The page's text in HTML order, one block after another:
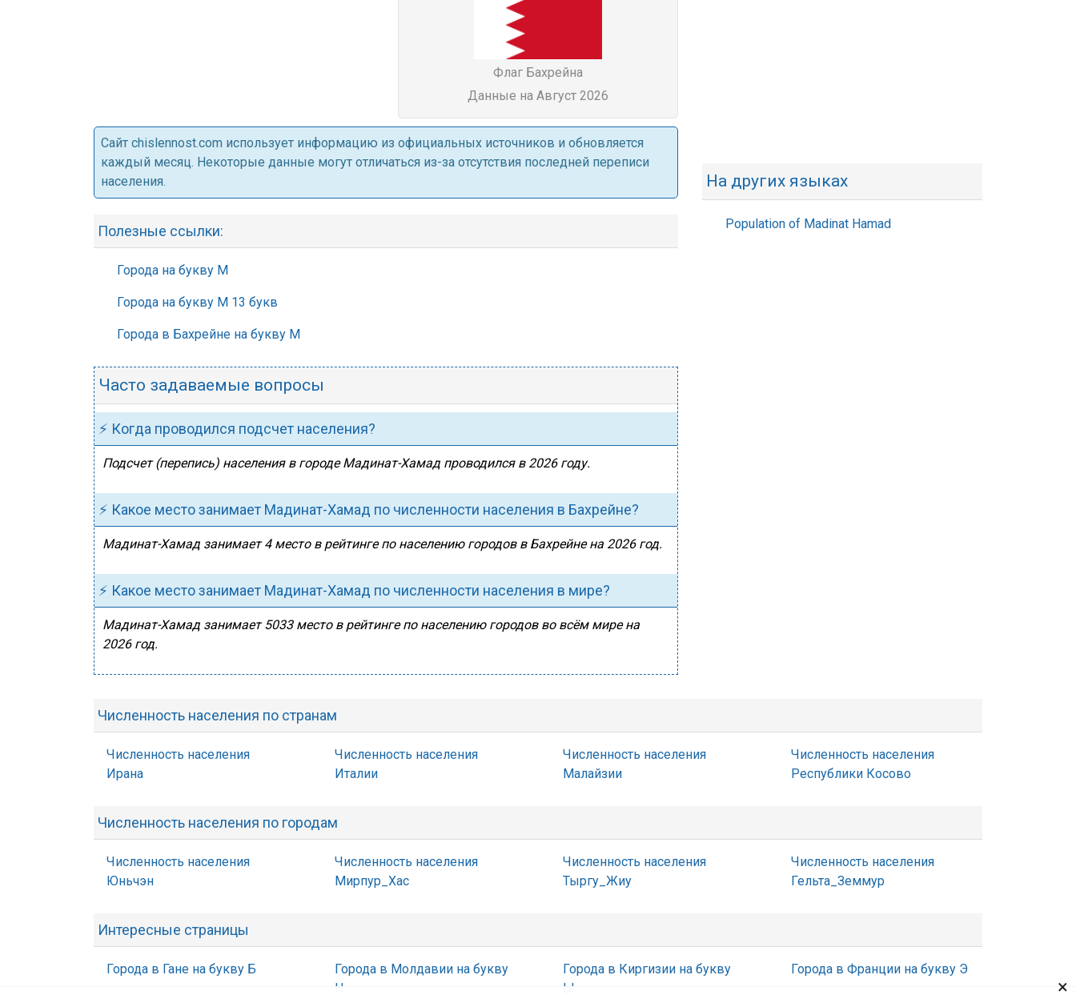
Флаг Бахрейна
Данные на Август 2026
Cайт chislennost.com использует информацию из официальных источников и обновляется
каждый месяц. Некоторые данные могут отличаться из-за отсутствия последней переписи
населения.
Полезные ссылки:
Города на букву М
Города на букву М 13 букв
Города в Бахрейне на букву М
Часто задаваемые вопросы
⚡ Когда проводился подсчет населения?
Подсчет (перепись) населения в городе Мадинат-Хамад проводился в 2026 году.
⚡ Какое место занимает Мадинат-Хамад по численности населения в Бахрейне?
Мадинат-Хамад занимает 4 место в рейтинге по населению городов в Бахрейне на 2026 год.
⚡ Какое место занимает Мадинат-Хамад по численности населения в мире?
Мадинат-Хамад занимает 5033 место в рейтинге по населению городов во всём мире на
2026 год.
На других языках
Population of Madinat Hamad
Численность населения по странам
Численность населения
Ирана
Численность населения
Италии
Численность населения
Малайзии
Численность населения
Республики Косово
Численность населения по городам
Численность населения
Юньчэн
Численность населения
Мирпур_Хас
Численность населения
Тыргу_Жиу
Численность населения
Гельта_Земмур
Интересные страницы
Города в Гане на букву Б
Города в Молдавии на букву
Н
Города в Киргизии на букву
Ы
Города в Франции на букву Э
×